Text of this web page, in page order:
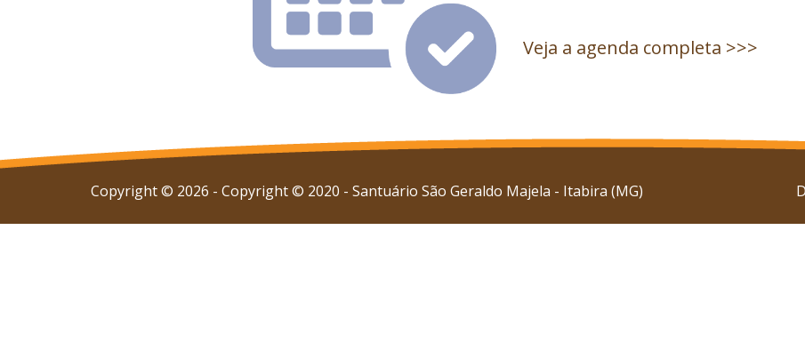
Veja a agenda completa >>>
Copyright © 2026 - Copyright © 2020 - Santuário São Geraldo Majela - Itabira (MG)